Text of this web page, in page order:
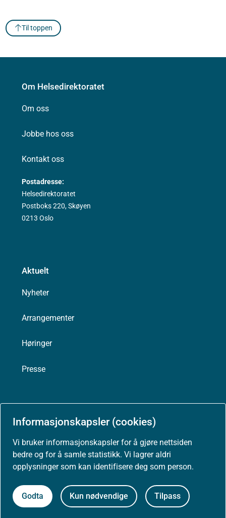
Informasjonskapsler (cookies)
Vi bruker informasjonskapsler for å gjøre nettsiden
bedre og for å samle statistikk. Vi lagrer aldri
opplysninger som kan identifisere deg som person.
Godta Kun nødvendige Tilpass
Til toppen
Om Helsedirektoratet
Om oss
Jobbe hos oss
Kontakt oss
Postadresse:
Helsedirektoratet
Postboks 220, Skøyen
0213 Oslo
Aktuelt
Nyheter
Arrangementer
Høringer
Presse
Om nettstedet
Personvernerklæring
Tilgjengelighetserklæring (uustatus.no)
Besøksstatistikk og informasjonskapsler